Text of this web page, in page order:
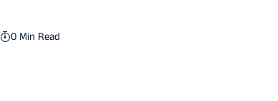
0 Min Read